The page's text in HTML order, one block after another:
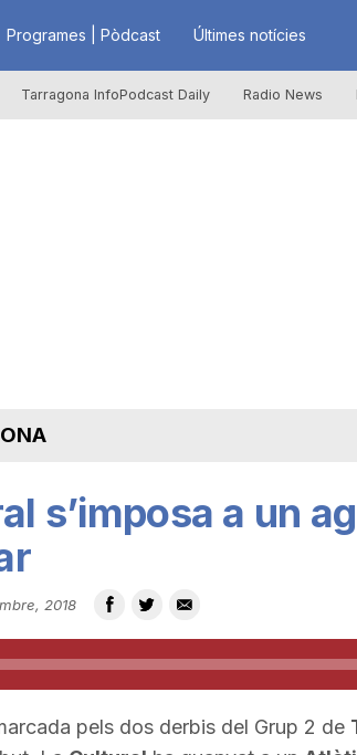
Programes | Pòdcast Últimes notícies
Tarragona InfoPodcast Daily Radio News
s’imposa a un
2018
pels dos derbis del Grup 2 de